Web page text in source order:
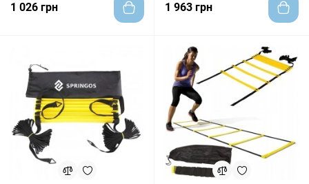
1 026 грн 1 963 грн